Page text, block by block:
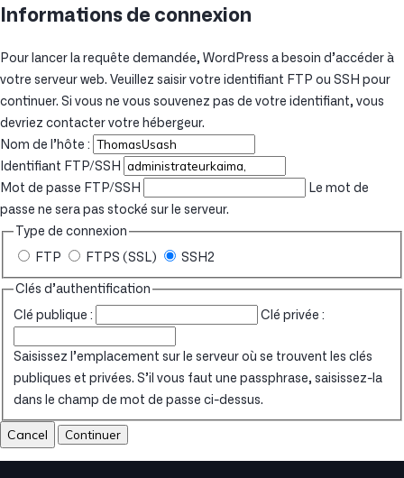
Informations de connexion
Pour lancer la requête demandée, WordPress a besoin d’accéder à
votre serveur web. Veuillez saisir votre identifiant FTP ou SSH pour
continuer. Si vous ne vous souvenez pas de votre identifiant, vous
devriez contacter votre hébergeur.
Nom de l’hôte :
Identifiant FTP/SSH
Mot de passe FTP/SSH
Le mot de
passe ne sera pas stocké sur le serveur.
Type de connexion
FTP FTPS (SSL) SSH2
Clés d’authentification
Clé publique : Clé privée :
Saisissez l’emplacement sur le serveur où se trouvent les clés
publiques et privées. S’il vous faut une passphrase, saisissez-la
dans le champ de mot de passe ci-dessus.
Cancel